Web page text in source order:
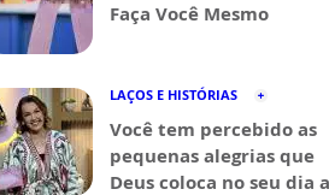
Faça Você Mesmo
LAÇOS E HISTÓRIAS
Você tem percebido as
pequenas alegrias que
Deus coloca no seu dia a